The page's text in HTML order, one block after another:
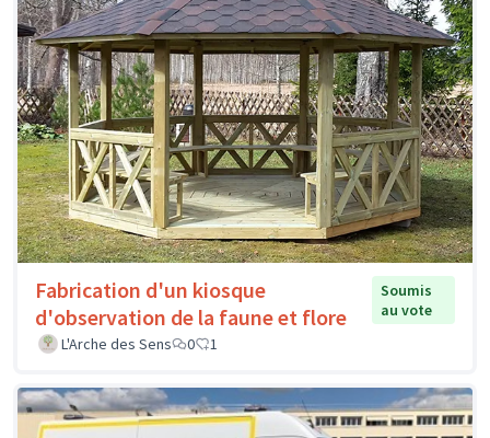
Fabrication d'un kiosque
d'observation de la faune et flore
Soumis
au vote
L'Arche des Sens
0 1